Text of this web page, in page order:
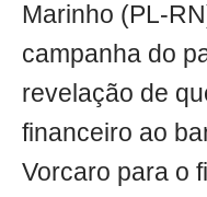
Marinho (PL-
campanha do
revelação de
financeiro ao
Vorcaro para o